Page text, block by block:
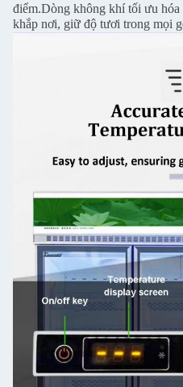
điểm.Dòng không khí tối ưu hóa
khắp nơi, giữ độ tươi trong mọi